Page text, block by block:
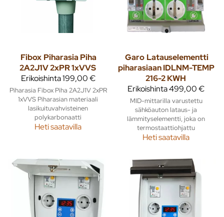
Fibox Piharasia Piha
2A2J1V 2xPR 1xVVS
Erikoishinta199,00 €
Piharasia Fibox Piha 2A2J1V 2xPR
1xVVS Piharasian materiaali
lasikuituvahvisteinen
polykarbonaatti
Heti saatavilla
Garo Latauselementti
piharasiaan IDLNM-TEMP
216-2 KWH
Erikoishinta499,00 €
MID-mittarilla varustettu
sähköauton lataus- ja
lämmityselementti, joka on
termostaattiohjattu
Heti saatavilla